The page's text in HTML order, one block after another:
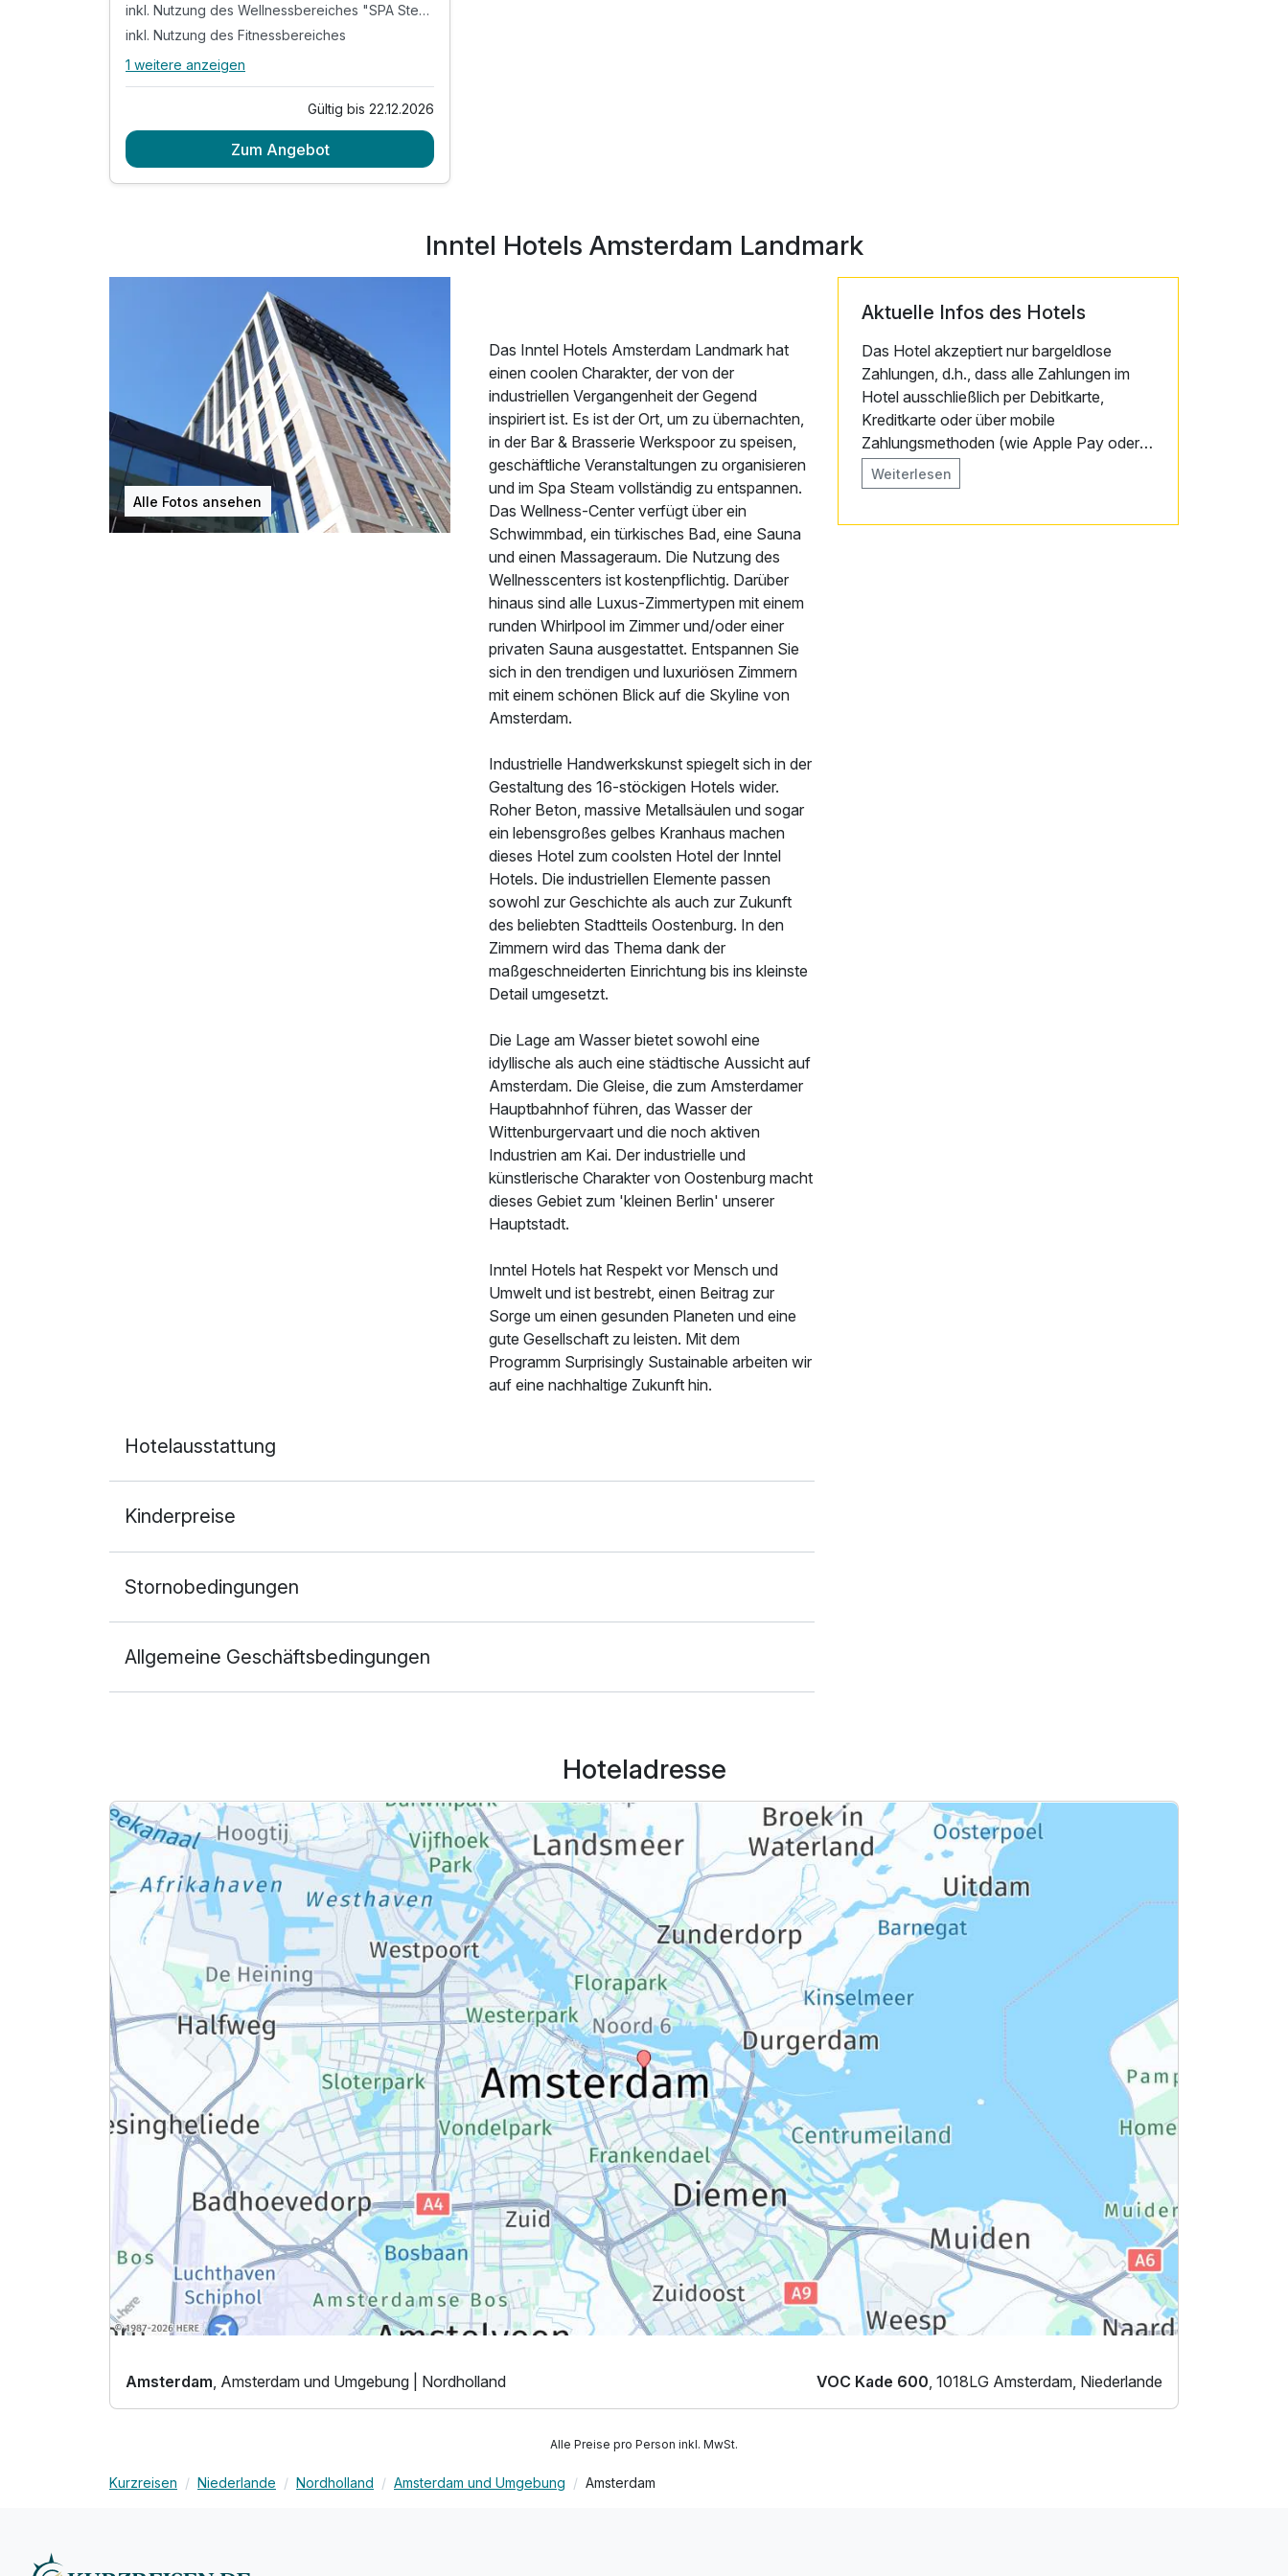
inkl. Nutzung des Wellnessbereiches "SPA Steam"
inkl. Nutzung des Fitnessbereiches
Alle Inklusivleistungen
2 x reichhaltiges Frühstück
1 weitere anzeigen
Gültig bis 22.12.2026
Zum Angebot
Inntel Hotels Amsterdam Landmark
Alle Fotos ansehen
Das Inntel Hotels Amsterdam Landmark hat
einen coolen Charakter, der von der
industriellen Vergangenheit der Gegend
inspiriert ist. Es ist der Ort, um zu übernachten,
in der Bar & Brasserie Werkspoor zu speisen,
geschäftliche Veranstaltungen zu organisieren
und im Spa Steam vollständig zu entspannen.
Das Wellness-Center verfügt über ein
Schwimmbad, ein türkisches Bad, eine Sauna
und einen Massageraum. Die Nutzung des
Wellnesscenters ist kostenpflichtig. Darüber
hinaus sind alle Luxus-Zimmertypen mit einem
runden Whirlpool im Zimmer und/oder einer
privaten Sauna ausgestattet. Entspannen Sie
sich in den trendigen und luxuriösen Zimmern
mit einem schönen Blick auf die Skyline von
Amsterdam.
Industrielle Handwerkskunst spiegelt sich in der
Gestaltung des 16-stöckigen Hotels wider.
Roher Beton, massive Metallsäulen und sogar
ein lebensgroßes gelbes Kranhaus machen
dieses Hotel zum coolsten Hotel der Inntel
Hotels. Die industriellen Elemente passen
sowohl zur Geschichte als auch zur Zukunft
des beliebten Stadtteils Oostenburg. In den
Zimmern wird das Thema dank der
maßgeschneiderten Einrichtung bis ins kleinste
Detail umgesetzt.
Die Lage am Wasser bietet sowohl eine
idyllische als auch eine städtische Aussicht auf
Amsterdam. Die Gleise, die zum Amsterdamer
Hauptbahnhof führen, das Wasser der
Wittenburgervaart und die noch aktiven
Industrien am Kai. Der industrielle und
künstlerische Charakter von Oostenburg macht
dieses Gebiet zum 'kleinen Berlin' unserer
Hauptstadt.
Inntel Hotels hat Respekt vor Mensch und
Umwelt und ist bestrebt, einen Beitrag zur
Sorge um einen gesunden Planeten und eine
gute Gesellschaft zu leisten. Mit dem
Programm Surprisingly Sustainable arbeiten wir
auf eine nachhaltige Zukunft hin.
Hotelausstattung
Kinderpreise
Stornobedingungen
Allgemeine Geschäftsbedingungen
Aktuelle Infos des Hotels
Das Hotel akzeptiert nur bargeldlose
Zahlungen, d.h., dass alle Zahlungen im
Hotel ausschließlich per Debitkarte,
Kreditkarte oder über mobile
Zahlungsmethoden (wie Apple Pay oder
Google Pay) akzeptiert werden.
Weiterlesen
Hoteladresse
Amsterdam , Amsterdam und Umgebung | Nordholland VOC Kade 600 , 1018LG Amsterdam, Niederlande
Alle Preise pro Person inkl. MwSt.
Kurzreisen Niederlande Nordholland Amsterdam und Umgebung Amsterdam